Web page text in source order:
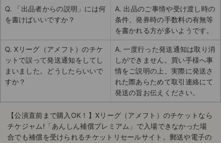
Q. 「出品者からの説明」には何
を書けばいいですか？
A. 出品のご事情や受け渡し時の
条件、発券時の手数料の有無等
を書かれる方が多いようです。
Q. Xリーグ（アメフト）のチケ
ットで誤って発送通知をしてし
まいました。どうしたらいいで
すか？
A. 一度行った発送通知は取り消
しができません。買い手様へ事
情をご説明の上、実際に発送さ
れた際あらためて取引連絡にて
発送の旨お伝えください。
【公演直前まで購入OK！】Xリーグ（アメフト）のチケットなら
チケジャム!「あんしん補償プレミアム」で入場できなかった場
合でも補償を受けられるチケットリセールサイト。郵送や電子の